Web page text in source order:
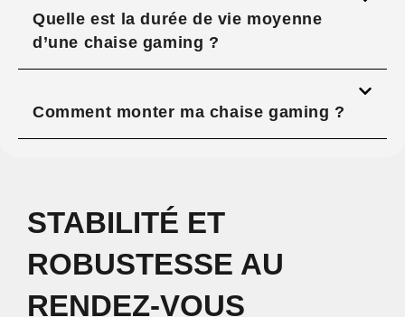
Quelle est la durée de vie moyenne
d’une chaise gaming ?
Comment monter ma chaise gaming ?
STABILITÉ ET
ROBUSTESSE AU
RENDEZ-VOUS